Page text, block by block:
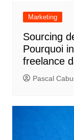
Marketing
Sourcing
Pourquoi
freelance
Pascal